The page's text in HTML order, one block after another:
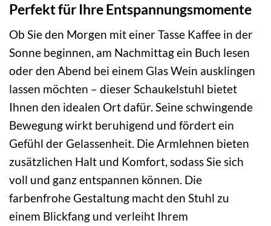
Perfekt für Ihre Entspannungsmomente
Ob Sie den Morgen mit einer Tasse Kaffee in der
Sonne beginnen, am Nachmittag ein Buch lesen
oder den Abend bei einem Glas Wein ausklingen
lassen möchten – dieser Schaukelstuhl bietet
Ihnen den idealen Ort dafür. Seine schwingende
Bewegung wirkt beruhigend und fördert ein
Gefühl der Gelassenheit. Die Armlehnen bieten
zusätzlichen Halt und Komfort, sodass Sie sich
voll und ganz entspannen können. Die
farbenfrohe Gestaltung macht den Stuhl zu
einem Blickfang und verleiht Ihrem